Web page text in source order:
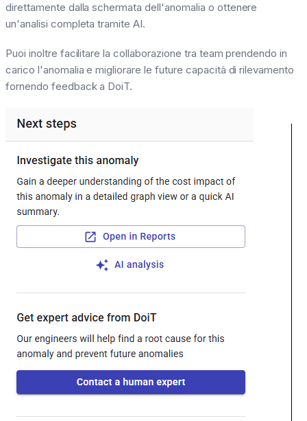
direttamente dalla schermata dell'anomalia o ottenere
un'analisi completa tramite AI.
Puoi inoltre facilitare la collaborazione tra team prendendo in
carico l'anomalia e migliorare le future capacità di rilevamento
fornendo feedback a DoiT.